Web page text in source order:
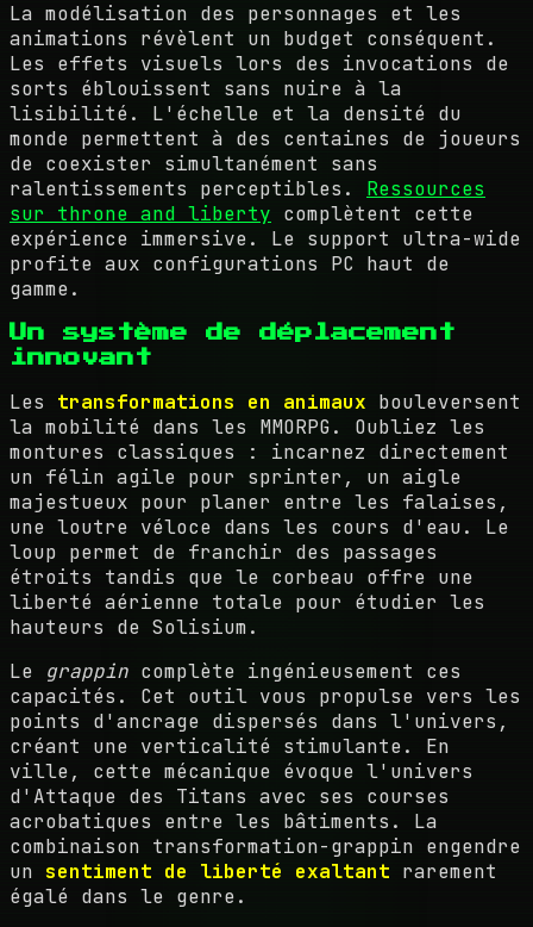
La modélisation des personnages et les
animations révèlent un budget conséquent.
Les effets visuels lors des invocations de
sorts éblouissent sans nuire à la
lisibilité. L'échelle et la densité du
monde permettent à des centaines de joueurs
de coexister simultanément sans
ralentissements perceptibles. Ressources
sur throne and liberty complètent cette
expérience immersive. Le support ultra-wide
profite aux configurations PC haut de
gamme.
Un système de déplacement
innovant
Les transformations en animaux bouleversent
la mobilité dans les MMORPG. Oubliez les
montures classiques : incarnez directement
un félin agile pour sprinter, un aigle
majestueux pour planer entre les falaises,
une loutre véloce dans les cours d'eau. Le
loup permet de franchir des passages
étroits tandis que le corbeau offre une
liberté aérienne totale pour étudier les
hauteurs de Solisium.
Le grappin complète ingénieusement ces
capacités. Cet outil vous propulse vers les
points d'ancrage dispersés dans l'univers,
créant une verticalité stimulante. En
ville, cette mécanique évoque l'univers
d'Attaque des Titans avec ses courses
acrobatiques entre les bâtiments. La
combinaison transformation-grappin engendre
un sentiment de liberté exaltant rarement
égalé dans le genre.